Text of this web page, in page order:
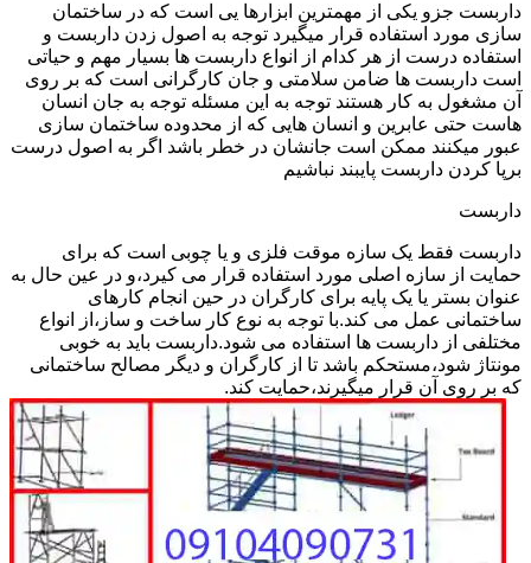
داربست جزو یکی از مهمترین ابزارها یی است که در ساختمان
سازی مورد استفاده قرار میگیرد توجه به اصول زدن داربست و
استفاده درست از هر کدام از انواع داربست ها بسیار مهم و حیاتی
است داربست ها ضامن سلامتی و جان کارگرانی است که بر روی
آن مشغول به کار هستند توجه به این مسئله توجه به جان انسان
هاست حتی عابرین و انسان هایی که از محدوده ساختمان سازی
عبور میکنند ممکن است جانشان در خطر باشد اگر به اصول درست
برپا کردن داربست پایبند نباشیم
داربست
داربست فقط یک سازه موقت فلزی و یا چوبی است که برای
حمایت از سازه اصلی مورد استفاده قرار می کیرد،و در عین حال به
عنوان بستر یا یک پایه برای کارگران در حین انجام کارهای
ساختمانی عمل می کند.با توجه به نوع کار ساخت و ساز،از انواع
مختلفی از داربست ها استفاده می شود.داربست باید به خوبی
مونتاژ شود،مستحکم باشد تا از کارگران و دیگر مصالح ساختمانی
که بر روی آن قرار میگیرند،حمایت کند.